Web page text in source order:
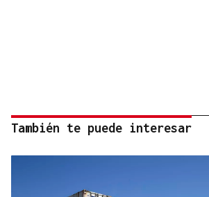
También te puede interesar